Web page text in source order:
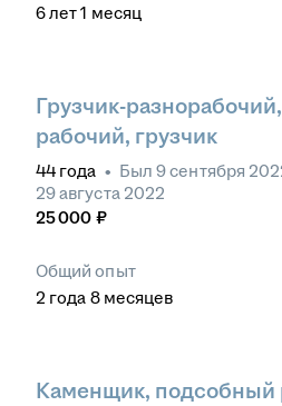
6лет 1 месяц
Грузчик-
рабочий, грузчик
44 года • Был 9 сентября
29 августа 2022
25 000 ₽
Общий опыт
2 года 8 месяцев
Каменщик, подсобный